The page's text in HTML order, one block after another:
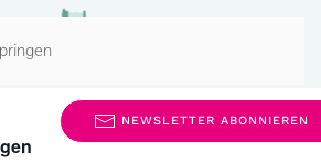
NEWSLETTER ABONNIEREN